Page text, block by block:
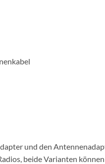
und den
beide Varianten